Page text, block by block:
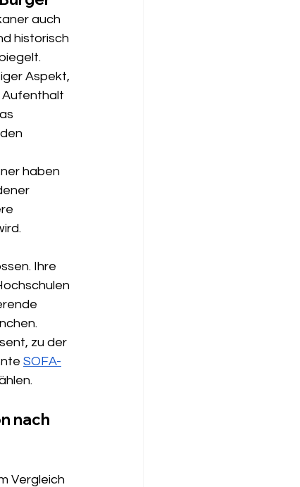
auch
historisch
Aspekt,
Aufenthalt
haben
Ihre
zu der
SOFA-
nach
Vergleich